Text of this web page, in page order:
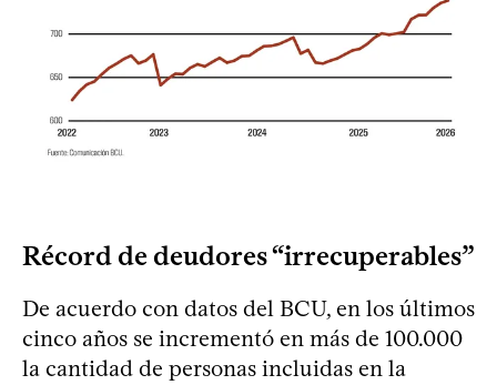
Récord de deudores “irrecuperables”
De acuerdo con datos del BCU, en los últimos
cinco años se incrementó en más de 100.000
la cantidad de personas incluidas en la